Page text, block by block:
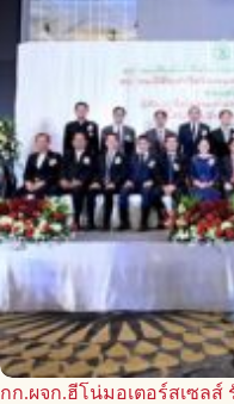
กก.ผจก.ฮีโน่มอเตอร์สเซลส์